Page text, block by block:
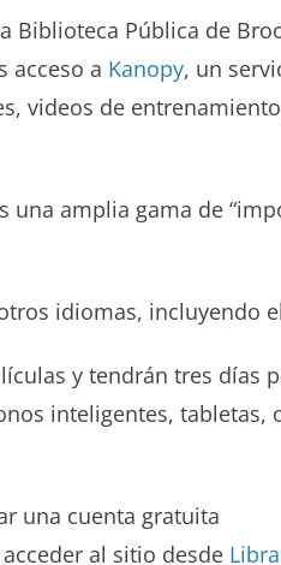
Biblioteca Pública de
acceso a Kanopy, un
videos de
una amplia gama de
idiomas, incluyendo
y tendrán tres días
inteligentes, tabletas,
una cuenta gratuita
al sitio desde